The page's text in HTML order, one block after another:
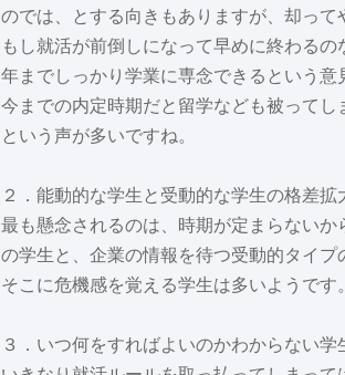
のでは、とする向きもありますが、却って
もし就活が前倒しになって早めに終わる
年までしっかり学業に専念できるという意
今までの内定時期だと留学なども被って
という声が多いですね。
２．能動的な学生と受動的な学生の格差拡
最も懸念されるのは、時期が定まらない
の学生と、企業の情報を待つ受動的タイプ
そこに危機感を覚える学生は多いようです。
３．いつ何をすればよいのかわからない学